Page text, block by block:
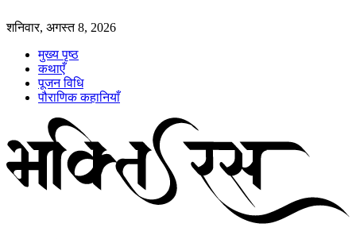
शनिवार, अगस्त 8, 2026
मुख्य पृष्ठ
कथाएँ
पूजन विधि
पौराणिक कहानियाँ